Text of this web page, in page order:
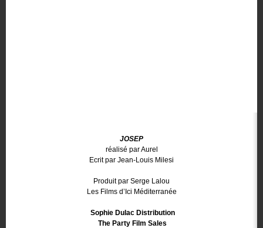
JOSEP
réalisé par Aurel
Ecrit par Jean-Louis Milesi
Produit par Serge Lalou
Les Films d’Ici Méditerranée
Sophie Dulac Distribution
The Party Film Sales